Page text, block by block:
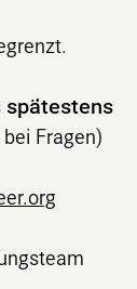
spätestens
Fragen)